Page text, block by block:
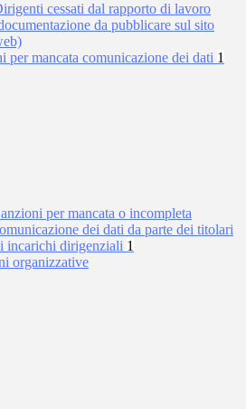
cessati dal rapporto di lavoro
da pubblicare sul sito
per mancata comunicazione dei dati 1
per mancata o incompleta
dei dati da parte dei titolari
incarichi dirigenziali 1
organizzative